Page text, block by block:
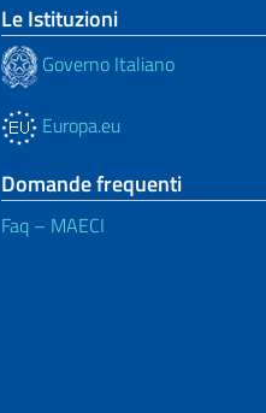
Le Istituzioni
Governo Italiano
Europa.eu
Domande frequenti
Faq – MAECI